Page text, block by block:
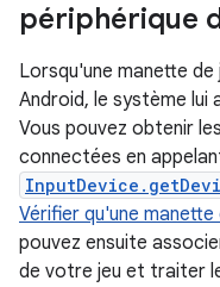
périphérique
Lorsqu'une manette
Android, le système lui
Vous pouvez obtenir
connectées en
Vérifier qu'une
pouvez ensuite
de votre jeu et traiter